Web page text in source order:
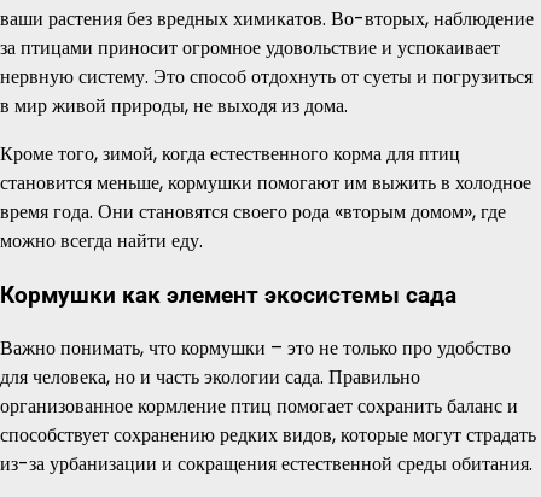
ваши растения без вредных химикатов. Во-вторых, наблюдение
за птицами приносит огромное удовольствие и успокаивает
нервную систему. Это способ отдохнуть от суеты и погрузиться
в мир живой природы, не выходя из дома.
Кроме того, зимой, когда естественного корма для птиц
становится меньше, кормушки помогают им выжить в холодное
время года. Они становятся своего рода «вторым домом», где
можно всегда найти еду.
Кормушки как элемент экосистемы сада
Важно понимать, что кормушки – это не только про удобство
для человека, но и часть экологии сада. Правильно
организованное кормление птиц помогает сохранить баланс и
способствует сохранению редких видов, которые могут страдать
из-за урбанизации и сокращения естественной среды обитания.